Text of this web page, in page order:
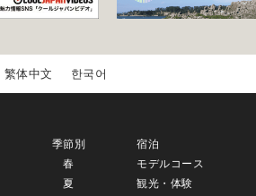
繁体中文 한국어
季節別
春
夏
宿泊
モデルコース
観光・体験